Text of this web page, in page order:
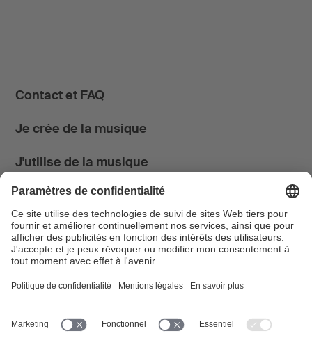
Contact et FAQ
Je crée de la musique
J'utilise de la musique
News & Agenda
FONDATION SUISA ↗
FacebookInstagram YouTube